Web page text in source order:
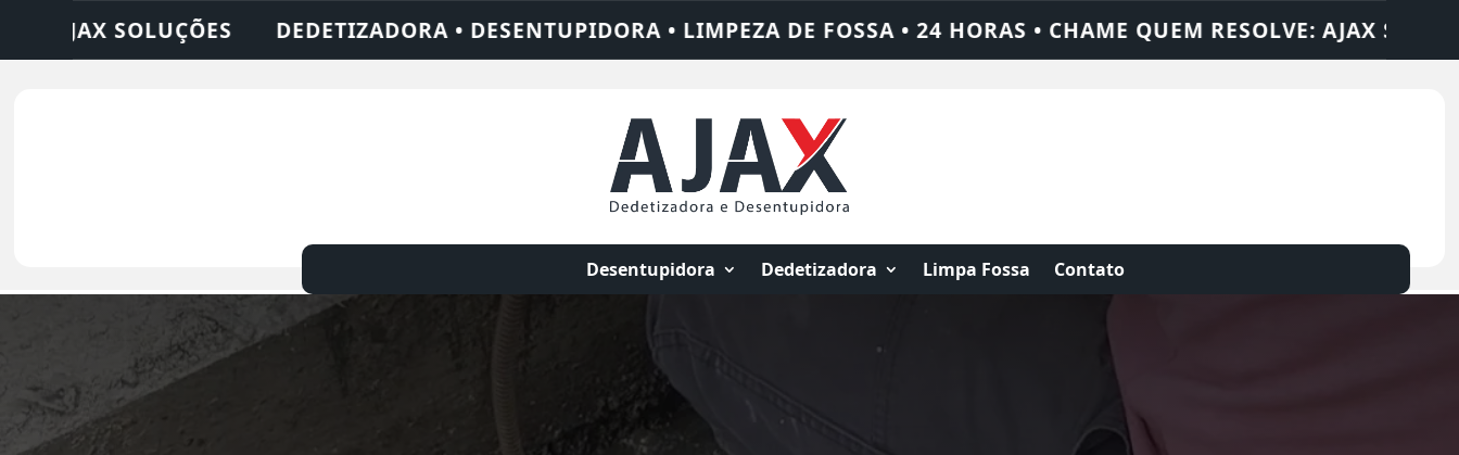
• DESENTUPIDORA • LIMPEZA DE FOSSA • 24 HORAS • CHAME QUEM RESOLVE: AJAX SOLUÇÕES DEDETIZADORA •
Desentupidora Dedetizadora Limpa Fossa Contato